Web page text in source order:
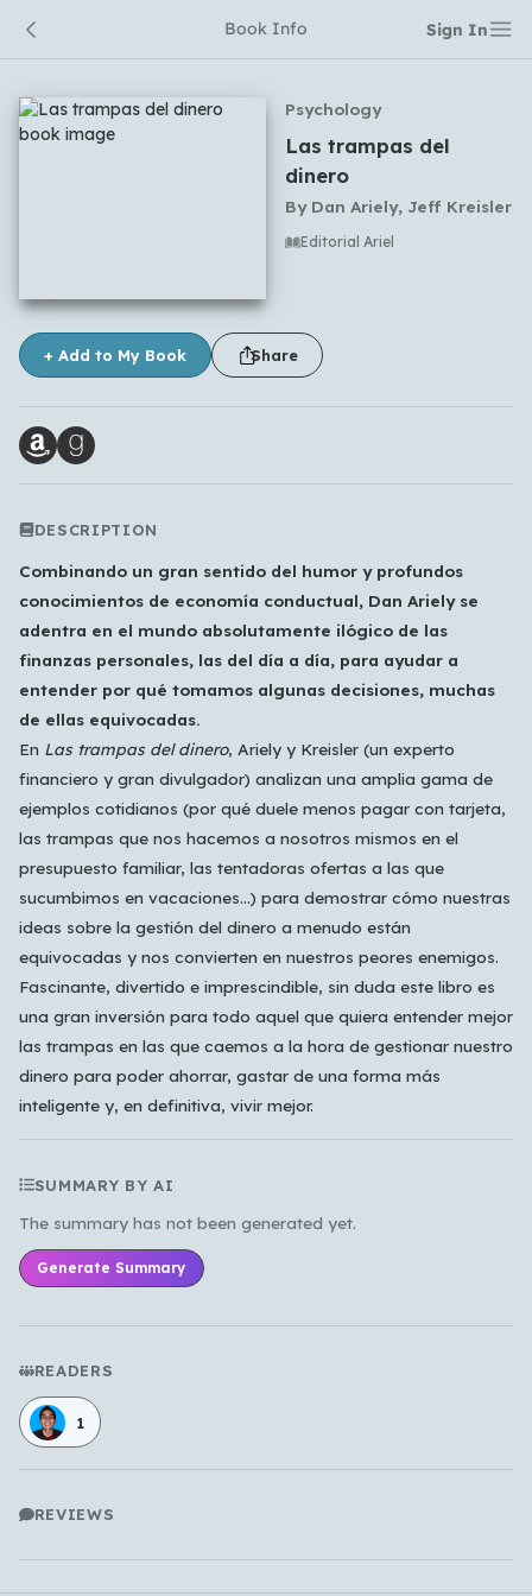
Book Info Sign In
Psychology
Las trampas del
dinero
By Dan Ariely, Jeff Kreisler
Editorial Ariel
+ Add to My Book Share
DESCRIPTION
Combinando un gran sentido del humor y profundos
conocimientos de economía conductual, Dan Ariely se
adentra en el mundo absolutamente ilógico de las
finanzas personales, las del día a día, para ayudar a
entender por qué tomamos algunas decisiones, muchas
de ellas equivocadas.
En Las trampas del dinero, Ariely y Kreisler (un experto
financiero y gran divulgador) analizan una amplia gama de
ejemplos cotidianos (por qué duele menos pagar con tarjeta,
las trampas que nos hacemos a nosotros mismos en el
presupuesto familiar, las tentadoras ofertas a las que
sucumbimos en vacaciones...) para demostrar cómo nuestras
ideas sobre la gestión del dinero a menudo están
equivocadas y nos convierten en nuestros peores enemigos.
Fascinante, divertido e imprescindible, sin duda este libro es
una gran inversión para todo aquel que quiera entender mejor
las trampas en las que caemos a la hora de gestionar nuestro
dinero para poder ahorrar, gastar de una forma más
inteligente y, en definitiva, vivir mejor.
SUMMARY BY AI
The summary has not been generated yet.
Generate Summary
READERS
1
REVIEWS
Which languages of books would you like to see on
the main feed?
All Languages English Español
Français
Português
हिन्दी العربية 中文
日本語
한국어
Cancel OK
No comments yet